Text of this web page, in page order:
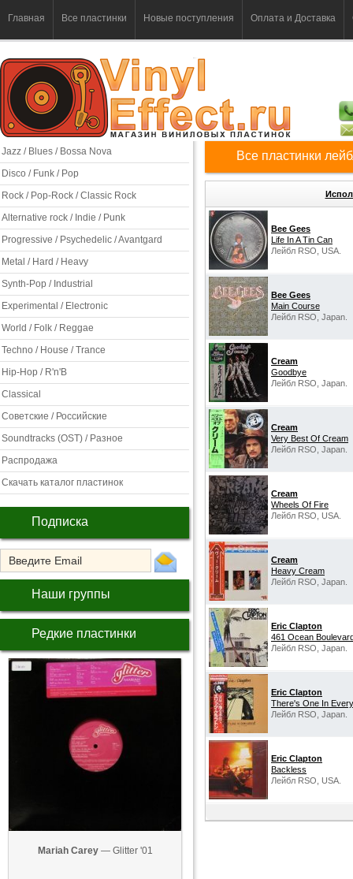
Главная Все пластинки Новые поступления Оплата и Доставка
Jazz / Blues / Bossa Nova
Disco / Funk / Pop
Rock / Pop-Rock / Classic Rock
Alternative rock / Indie / Punk
Progressive / Psychedelic / Avantgard
Metal / Hard / Heavy
Synth-Pop / Industrial
Experimental / Electronic
World / Folk / Reggae
Techno / House / Trance
Hip-Hop / R'n'B
Classical
Советские / Российские
Soundtracks (OST) / Разное
Распродажа
Скачать каталог пластинок
Подписка
Наши группы
Редкие пластинки
Mariah Carey— Glitter '01
Все пластинки
Bee Gees
Life In A Tin Can
Лейбл RSO, USA.
Bee Gees
Main Course
Лейбл RSO, Japan.
Cream
Goodbye
Лейбл RSO, Japan.
Cream
Very Best Of Cream
Лейбл RSO, Japan.
Cream
Wheels Of Fire
Лейбл RSO, USA.
Cream
Heavy Cream
Лейбл RSO, Japan.
Eric Clapton
461 Ocean
Лейбл RSO, Japan.
Eric Clapton
There's One In
Лейбл RSO, Japan.
Eric Clapton
Backless
Лейбл RSO, USA.